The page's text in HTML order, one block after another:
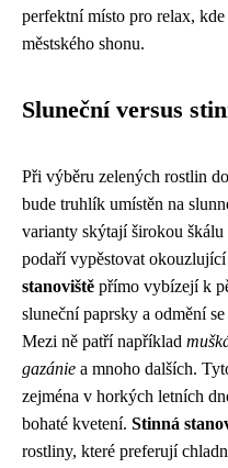
perfektní místo pro relax,
městského shonu.
Sluneční versus
Při výběru zelených rostlin
bude truhlík umístěn na
varianty skýtají širokou škálu
podaří vypěstovat
stanoviště přímo vybízejí k
sluneční paprsky a odmění
Mezi ně patří například
gazánie a mnoho dalších.
zejména v horkých letních
bohaté kvetení. Stinná
rostliny, které preferují